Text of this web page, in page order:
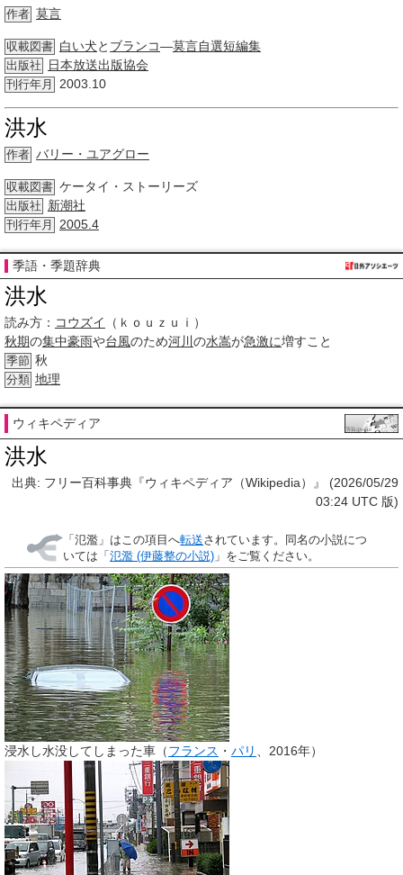
作者 莫言
収載図書 白い犬と ブランコ―莫言自選短編集
出版社 日本放送出版協会
刊行年月 2003.10
洪水
作者 バリー・ユアグロー
収載図書 ケータイ・ストーリーズ
出版社 新潮社
刊行年月 2005.4
季語・季題辞典
洪水
読み方： コウズイ
（ｋｏｕｚｕｉ）
秋期の集中豪雨や台風のため河川 の水嵩が急激に増すこと
季節 秋
分類 地理
ウィキペディア
洪水
出典: フリー百科事典『ウィキペディア（Wikipedia）』 (2026/05/29
03:24 UTC 版)
「氾濫 」はこの項目へ転送されています。同名の小説につ
いては「氾濫 (伊藤整の小説) 」をご覧ください。
浸水し水没してしまった車（フランス ・ パリ 、2016年）